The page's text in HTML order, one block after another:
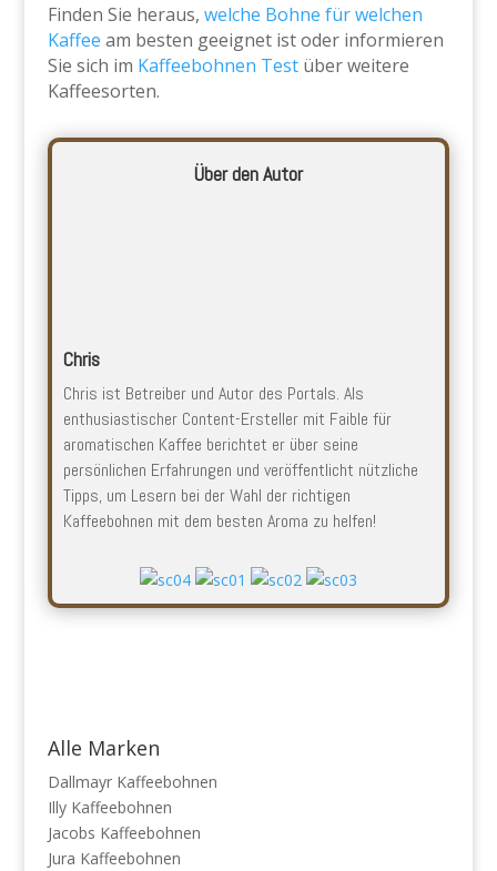
Finden Sie heraus, welche Bohne für welchen
Kaffee am besten geeignet ist oder informieren
Sie sich im Kaffeebohnen Testüber weitere
Kaffeesorten.
Über den Autor
Chris
Chris ist Betreiber und Autor des Portals. Als
enthusiastischer Content-Ersteller mit Faible für
aromatischen Kaffee berichtet er über seine
persönlichen Erfahrungen und veröffentlicht nützliche
Tipps, um Lesern bei der Wahl der richtigen
Kaffeebohnen mit dem besten Aroma zu helfen!
Alle Marken
Dallmayr Kaffeebohnen
Illy Kaffeebohnen
Jacobs Kaffeebohnen
Jura Kaffeebohnen